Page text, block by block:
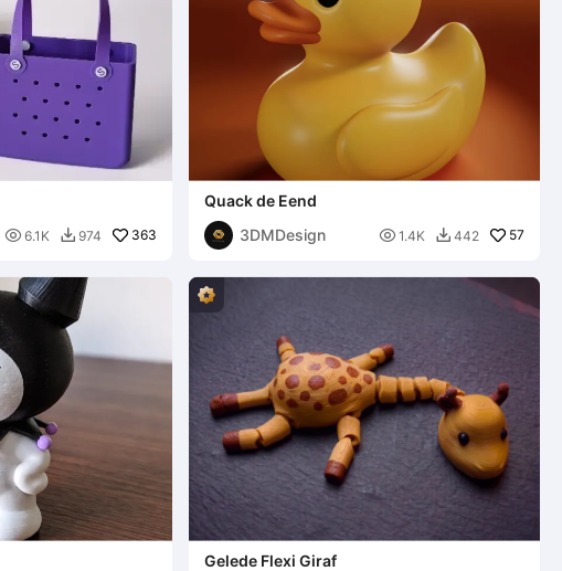
 6.1K  974 363
Quack de Eend
3DMDesign
 1.4K  442 57
Gelede Flexi Giraf